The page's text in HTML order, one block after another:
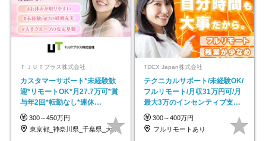
ＦＪＵＴプラス株式会社
カスタマーサポート*未経験歓
迎*リモートOK*月27.7万可*賞
与年2回*転勤なし*連休
OK/ZE010232
300～450万円
東京都_神奈川県_千葉県_大阪府_愛知県…
TDCX Japan株式会社
テクニカルサポート/未経験OK/
フルリモート/月収31万円可/月
最大3万のインセンティブ支給/
平均年齢33歳
300～400万円
フルリモートあり